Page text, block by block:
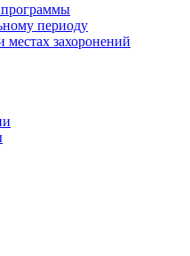
периоду
захоронений